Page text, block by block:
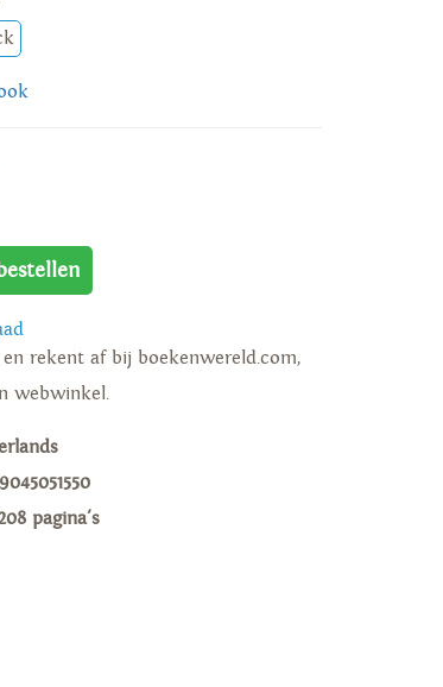
en rekent af bij boekenwereld.com,
webwinkel.
pagina's